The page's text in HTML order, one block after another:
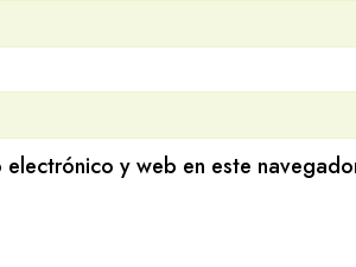
y web en este